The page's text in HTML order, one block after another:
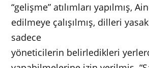
“gelişme” atılımları yapılmış,
edilmeye çalışılmış, dilleri
sadece
yöneticilerin belirledikleri